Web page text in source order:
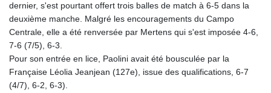
GIP 0.859288
GMD 84.980421
GNF
GTQ 8.820142
GYD 241.849406
dernier, s'est pourtant offert trois balles de match à 6-5 dans la
deuxième manche. Malgré les encouragements du Campo
Centrale, elle a été renversée par Mertens qui s'est imposée 4-6,
7-6 (7/5), 6-3.
Pour son entrée en lice, Paolini avait été bousculée par la
Française Léolia Jeanjean (127e), issue des qualifications, 6-7
(4/7), 6-2, 6-3).